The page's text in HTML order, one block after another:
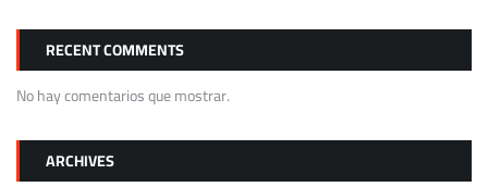
RECENT COMMENTS
No hay comentarios que mostrar.
ARCHIVES